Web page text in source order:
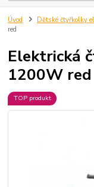
Úvod Dětské čtyřkolky
red
Elektrická
1200W red
TOP produkt